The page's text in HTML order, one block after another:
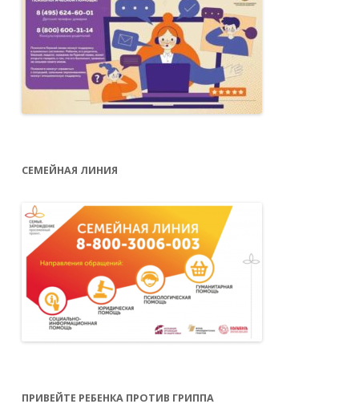
СЕМЕЙНАЯ ЛИНИЯ
ПРИВЕЙТЕ РЕБЕНКА ПРОТИВ ГРИППА